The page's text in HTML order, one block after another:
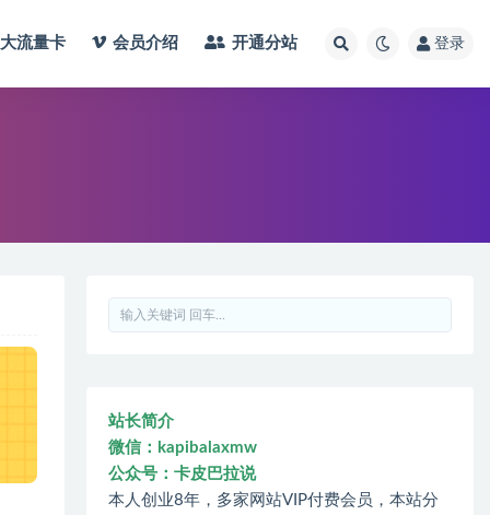
大流量卡 会员介绍 开通分站 登录
站长简介
微信：kapibalaxmw
公众号：卡皮巴拉说
本人创业8年，多家网站VIP付费会员，本站分